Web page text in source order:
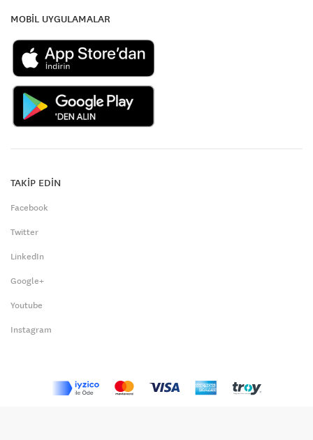
MOBİL UYGULAMALAR
TAKİP EDİN
Facebook
Twitter
LinkedIn
Google+
Youtube
Instagram